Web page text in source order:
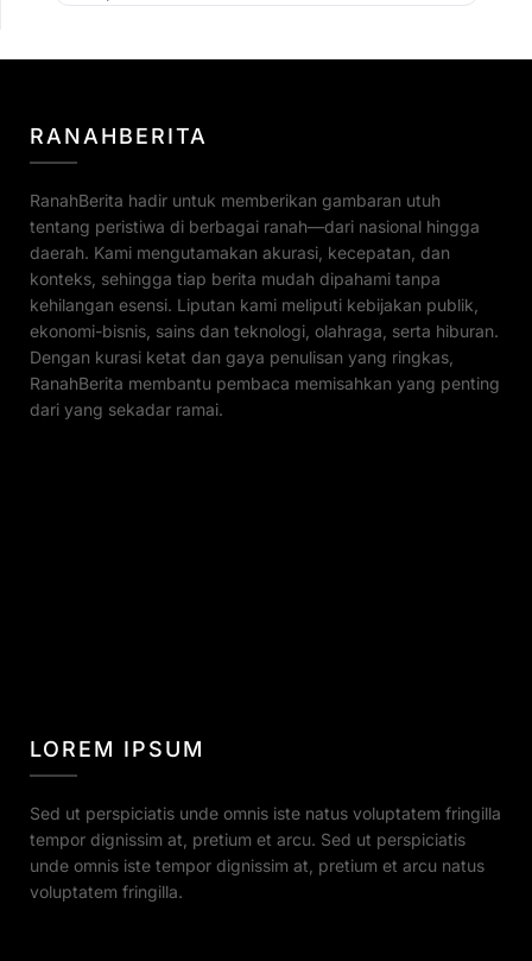
RANAHBERITA
RanahBerita hadir untuk memberikan gambaran utuh
tentang peristiwa di berbagai ranah—dari nasional hingga
daerah. Kami mengutamakan akurasi, kecepatan, dan
konteks, sehingga tiap berita mudah dipahami tanpa
kehilangan esensi. Liputan kami meliputi kebijakan publik,
ekonomi-bisnis, sains dan teknologi, olahraga, serta hiburan.
Dengan kurasi ketat dan gaya penulisan yang ringkas,
RanahBerita membantu pembaca memisahkan yang penting
dari yang sekadar ramai.
LOREM IPSUM
Sed ut perspiciatis unde omnis iste natus voluptatem fringilla
tempor dignissim at, pretium et arcu. Sed ut perspiciatis
unde omnis iste tempor dignissim at, pretium et arcu natus
voluptatem fringilla.